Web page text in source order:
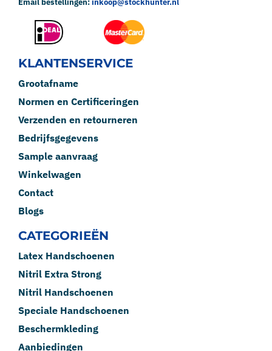
Email bestellingen:inkoop@stockhunter.nl
KLANTENSERVICE
Grootafname
Normen en Certificeringen
Verzenden en retourneren
Bedrijfsgegevens
Sample aanvraag
Winkelwagen
Contact
Blogs
CATEGORIEËN
Latex Handschoenen
Nitril Extra Strong
Nitril Handschoenen
Speciale Handschoenen
Beschermkleding
Aanbiedingen